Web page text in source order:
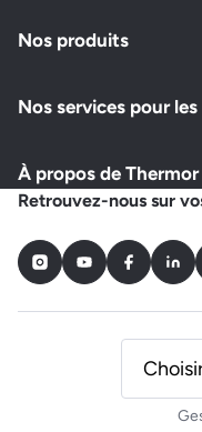
Nos produits
Nos services pour
À propos de Thermor
Retrouvez-nous sur
InstagramYoutubeFacebook